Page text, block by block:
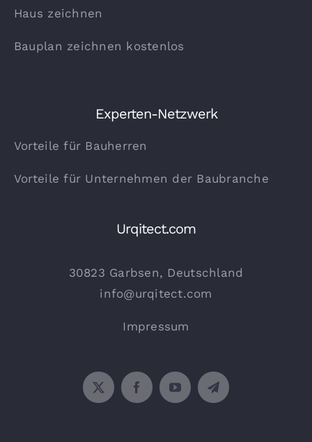
Urqitect.com
30823 Garbsen, Deutschland
info@urqitect.com
Impressum
Haus zeichnen
Bauplan zeichnen kostenlos
Experten-Netzwerk
Vorteile für Bauherren
Vorteile für Unternehmen der Baubranche